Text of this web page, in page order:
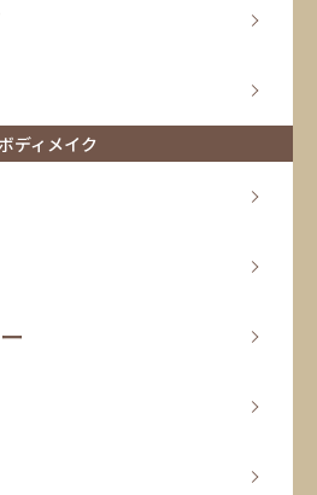
ディメイク